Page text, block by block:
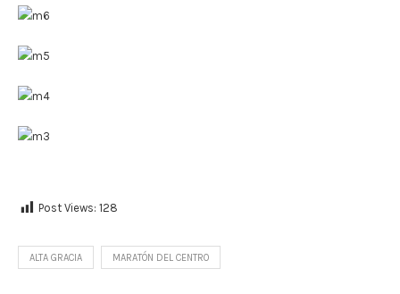
Post Views: 128
ALTA GRACIA MARATÓN DEL CENTRO